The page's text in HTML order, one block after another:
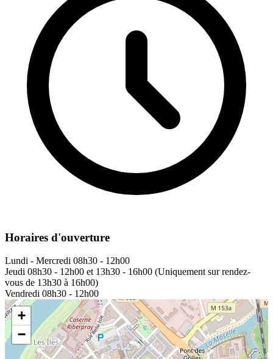
Horaires d'ouverture
Lundi - Mercredi 08h30 - 12h00
Jeudi 08h30 - 12h00 et 13h30 - 16h00 (Uniquement sur rendez-
vous de 13h30 à 16h00)
Vendredi 08h30 - 12h00
+
−